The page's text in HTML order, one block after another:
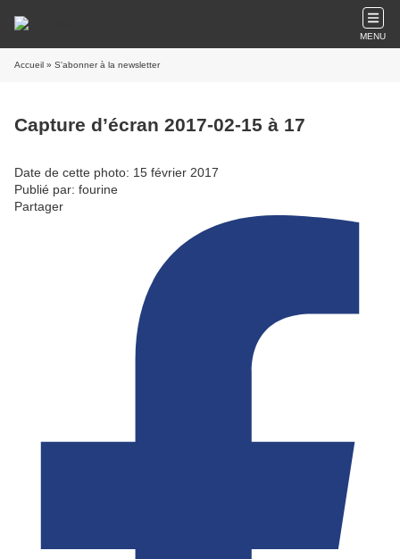
MENU
Accueil » S'abonner à la newsletter
Capture d’écran 2017-02-15 à 17
Date de cette photo: 15 février 2017
Publié par: fourine
Partager